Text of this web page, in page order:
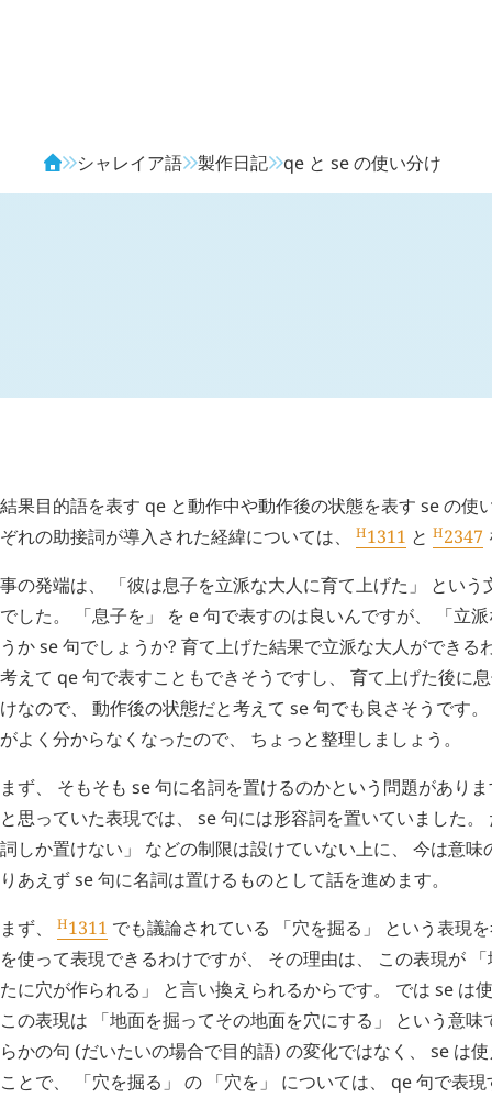
シャレイア語 製作日記 qe と seの使い分け
結果目的語を表す qe と動作中や動作後の状態を表す seの使
ぞれの助接詞が導入された経緯については、
H1311 と H2347
事の発端は、 「彼は息子を立派な大人に育て上げた」 とい
でした。 「息子を」 を e句で表すのは良いんですが、 「立
うかse句でしょうか? 育て上げた結果で立派な大人ができる
考えて qe句で表すこともできそうですし、 育て上げた後に
けなので、 動作後の状態だと考えて se句でも良さそうです。
がよく分からなくなったので、 ちょっと整理しましょう。
まず、 そもそも se句に名詞を置けるのかという問題があり
と思っていた表現では、 se句には形容詞を置いていました
詞しか置けない」 などの制限は設けていない上に、 今は意
りあえずse句に名詞は置けるものとして話を進めます。
まず、
H1311 でも議論されている 「穴を掘る」 という表現
を使って表現できるわけですが、 その理由は、 この表現が
たに穴が作られる」 と言い換えられるからです。 では se は
この表現は 「地面を掘ってその地面を穴にする」 という意
らかの句 (だいたいの場合で目的語) の変化ではなく、 se は
ことで、 「穴を掘る」 の 「穴を」 については、 qe句で表